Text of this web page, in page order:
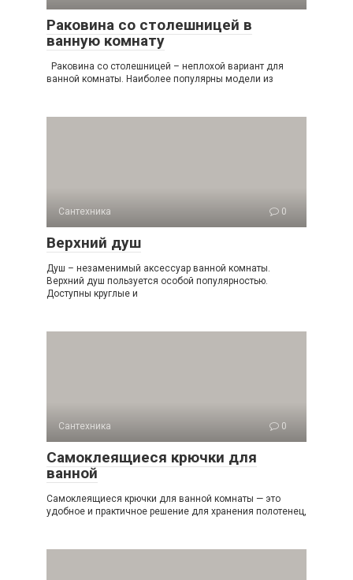
Раковина со столешницей в
ванную комнату
Раковина со столешницей – неплохой вариант для
ванной комнаты. Наиболее популярны модели из
Сантехника 0
Верхний душ
Душ – незаменимый аксессуар ванной комнаты.
Верхний душ пользуется особой популярностью.
Доступны круглые и
Сантехника 0
Самоклеящиеся крючки для
ванной
Самоклеящиеся крючки для ванной комнаты — это
удобное и практичное решение для хранения полотенец,